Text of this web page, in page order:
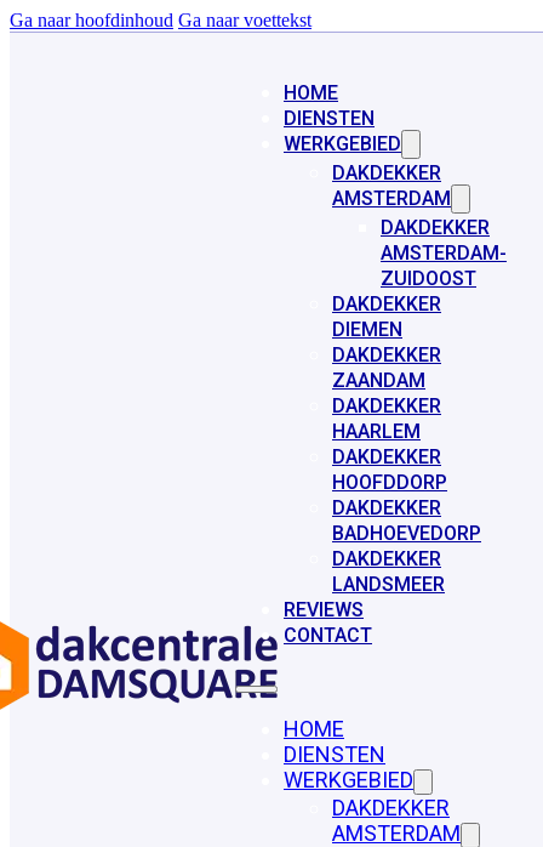
Ga naar hoofdinhoud Ga naar voettekst
HOME
DIENSTEN
WERKGEBIED
DAKDEKKER
AMSTERDAM
DAKDEKKER
AMSTERDAM-
ZUIDOOST
DAKDEKKER
DIEMEN
DAKDEKKER
ZAANDAM
DAKDEKKER
HAARLEM
DAKDEKKER
HOOFDDORP
DAKDEKKER
BADHOEVEDORP
DAKDEKKER
LANDSMEER
REVIEWS
CONTACT
HOME
DIENSTEN
WERKGEBIED
DAKDEKKER
AMSTERDAM